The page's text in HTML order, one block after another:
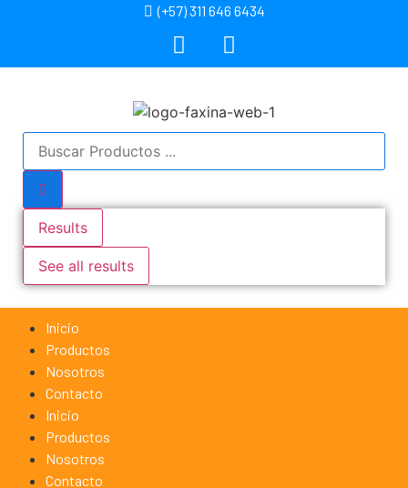
(+57) 311 646 6434
Results
See all results
Inicio
Productos
Nosotros
Contacto
Inicio
Productos
Nosotros
Contacto